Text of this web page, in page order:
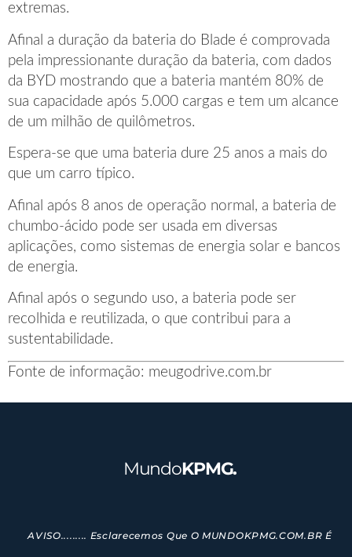
extremas.
Afinal a duração da bateria do Blade é comprovada
pela impressionante duração da bateria, com dados
da BYD mostrando que a bateria mantém 80% de
sua capacidade após 5.000 cargas e tem um alcance
de um milhão de quilômetros.
Espera-se que uma bateria dure 25 anos a mais do
que um carro típico.
Afinal após 8 anos de operação normal, a bateria de
chumbo-ácido pode ser usada em diversas
aplicações, como sistemas de energia solar e bancos
de energia.
Afinal após o segundo uso, a bateria pode ser
recolhida e reutilizada, o que contribui para a
sustentabilidade.
Fonte de informação: meugodrive.com.br
MundoKPMG.
AVISO......... Esclarecemos Que O MUNDOKPMG.COM.BR É